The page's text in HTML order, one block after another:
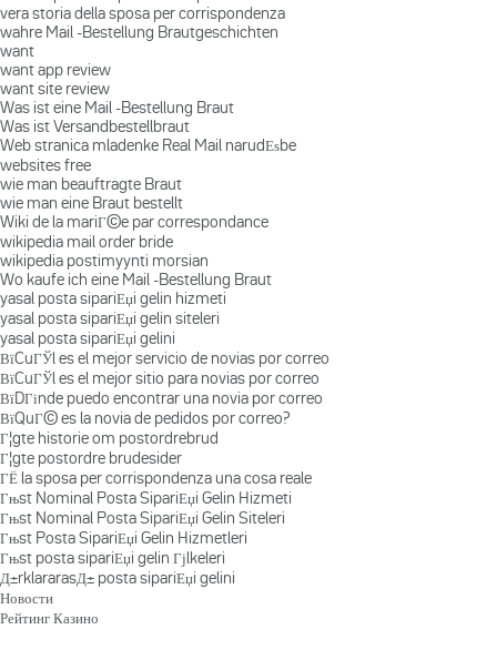
vera storia della sposa per corrispondenza
wahre Mail -Bestellung Brautgeschichten
want
want app review
want site review
Was ist eine Mail -Bestellung Braut
Was ist Versandbestellbraut
Web stranica mladenke Real Mail narudЕѕbe
websites free
wie man beauftragte Braut
wie man eine Braut bestellt
Wiki de la mariГ©e par correspondance
wikipedia mail order bride
wikipedia postimyynti morsian
Wo kaufe ich eine Mail -Bestellung Braut
yasal posta sipariЕџi gelin hizmeti
yasal posta sipariЕџi gelin siteleri
yasal posta sipariЕџi gelini
ВїCuГЎl es el mejor servicio de novias por correo
ВїCuГЎl es el mejor sitio para novias por correo
ВїDГіnde puedo encontrar una novia por correo
ВїQuГ© es la novia de pedidos por correo?
Г¦gte historie om postordrebrud
Г¦gte postordre brudesider
ГЁ la sposa per corrispondenza una cosa reale
Гњst Nominal Posta SipariЕџi Gelin Hizmeti
Гњst Nominal Posta SipariЕџi Gelin Siteleri
Гњst Posta SipariЕџi Gelin Hizmetleri
Гњst posta sipariЕџi gelin Гјlkeleri
Д±rklararasД± posta sipariЕџi gelini
Новости
Рейтинг Казино